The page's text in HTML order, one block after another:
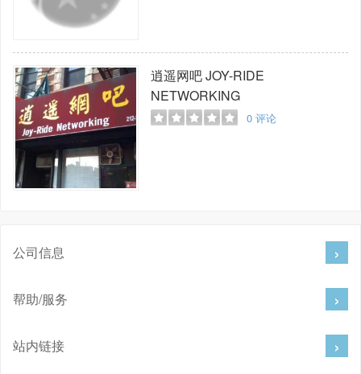
逍遥网吧JOY-RIDE
NETWORKING
0评论
公司信息
帮助/服务
站内链接